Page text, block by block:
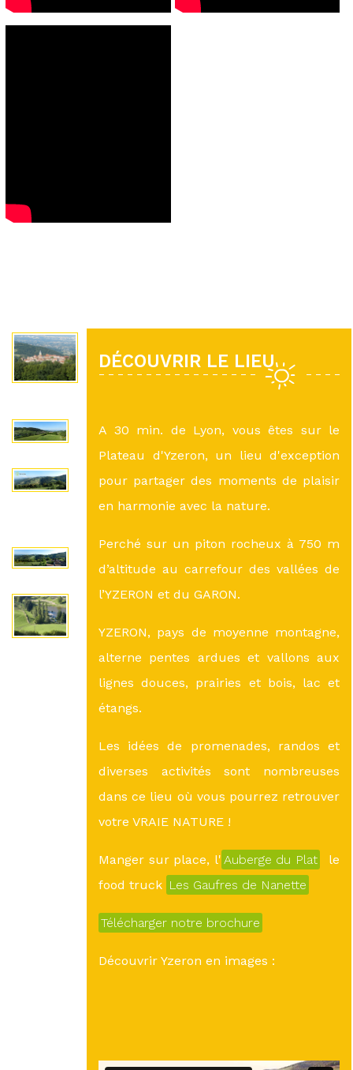
DÉCOUVRIR LE LIEU
A 30 min. de Lyon, vous êtes sur le
Plateau d'Yzeron, un lieu d'exception
pour partager des moments de plaisir
en harmonie avec la nature.
Perché sur un piton rocheux à 750 m
d’altitude au carrefour des vallées de
l’YZERON et du GARON.
YZERON, pays de moyenne montagne,
alterne pentes ardues et vallons aux
lignes douces, prairies et bois, lac et
étangs.
Les idées de promenades, randos et
diverses activités sont nombreuses
dans ce lieu où vous pourrez retrouver
votre VRAIE NATURE !
Manger sur place, l' Auberge du Plat
le
food truck Les Gaufres de Nanette
Télécharger notre brochure
Découvrir Yzeron en images :